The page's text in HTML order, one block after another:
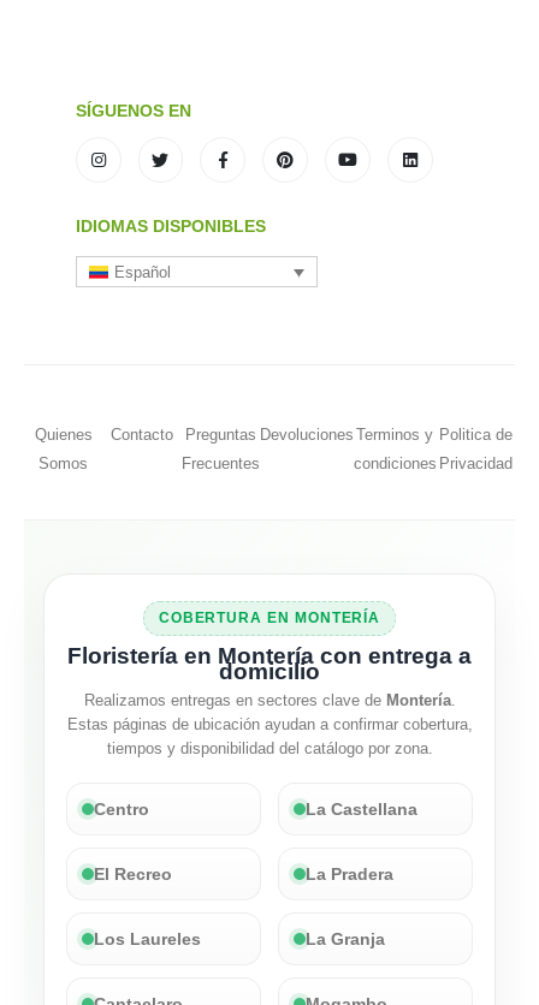
SÍGUENOS EN
IDIOMAS DISPONIBLES
Español
Quienes
Somos
Contacto
Preguntas
Frecuentes
Devoluciones Terminos y
condiciones
Politica de
Privacidad
COBERTURA EN MONTERÍA
Floristería en Montería con entrega a
domicilio
Realizamos entregas en sectores clave de Montería.
Estas páginas de ubicación ayudan a confirmar cobertura,
tiempos y disponibilidad del catálogo por zona.
Centro La Castellana
El Recreo La Pradera
Los Laureles La Granja